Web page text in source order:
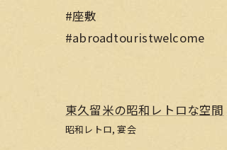
#座敷
#abroadtouristwelcome
東久留米の昭和レトロな空間
昭和レトロ 宴会